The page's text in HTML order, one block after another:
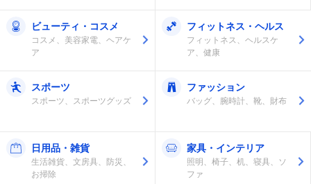
ビューティ・コスメ
コスメ、美容家電、ヘアケ
ア
フィットネス・ヘルス
フィットネス、ヘルスケ
ア、健康
スポーツ
スポーツ、スポーツグッズ
ファッション
バッグ、腕時計、靴、財布
日用品・雑貨
生活雑貨、文房具、防災、
お掃除
家具・インテリア
照明、椅子、机、寝具、ソ
ファ